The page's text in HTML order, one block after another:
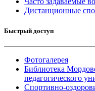
Дистанционные
Быстрый доступ
Фотогалерея
Библиотека
педагогического
Спортивно-